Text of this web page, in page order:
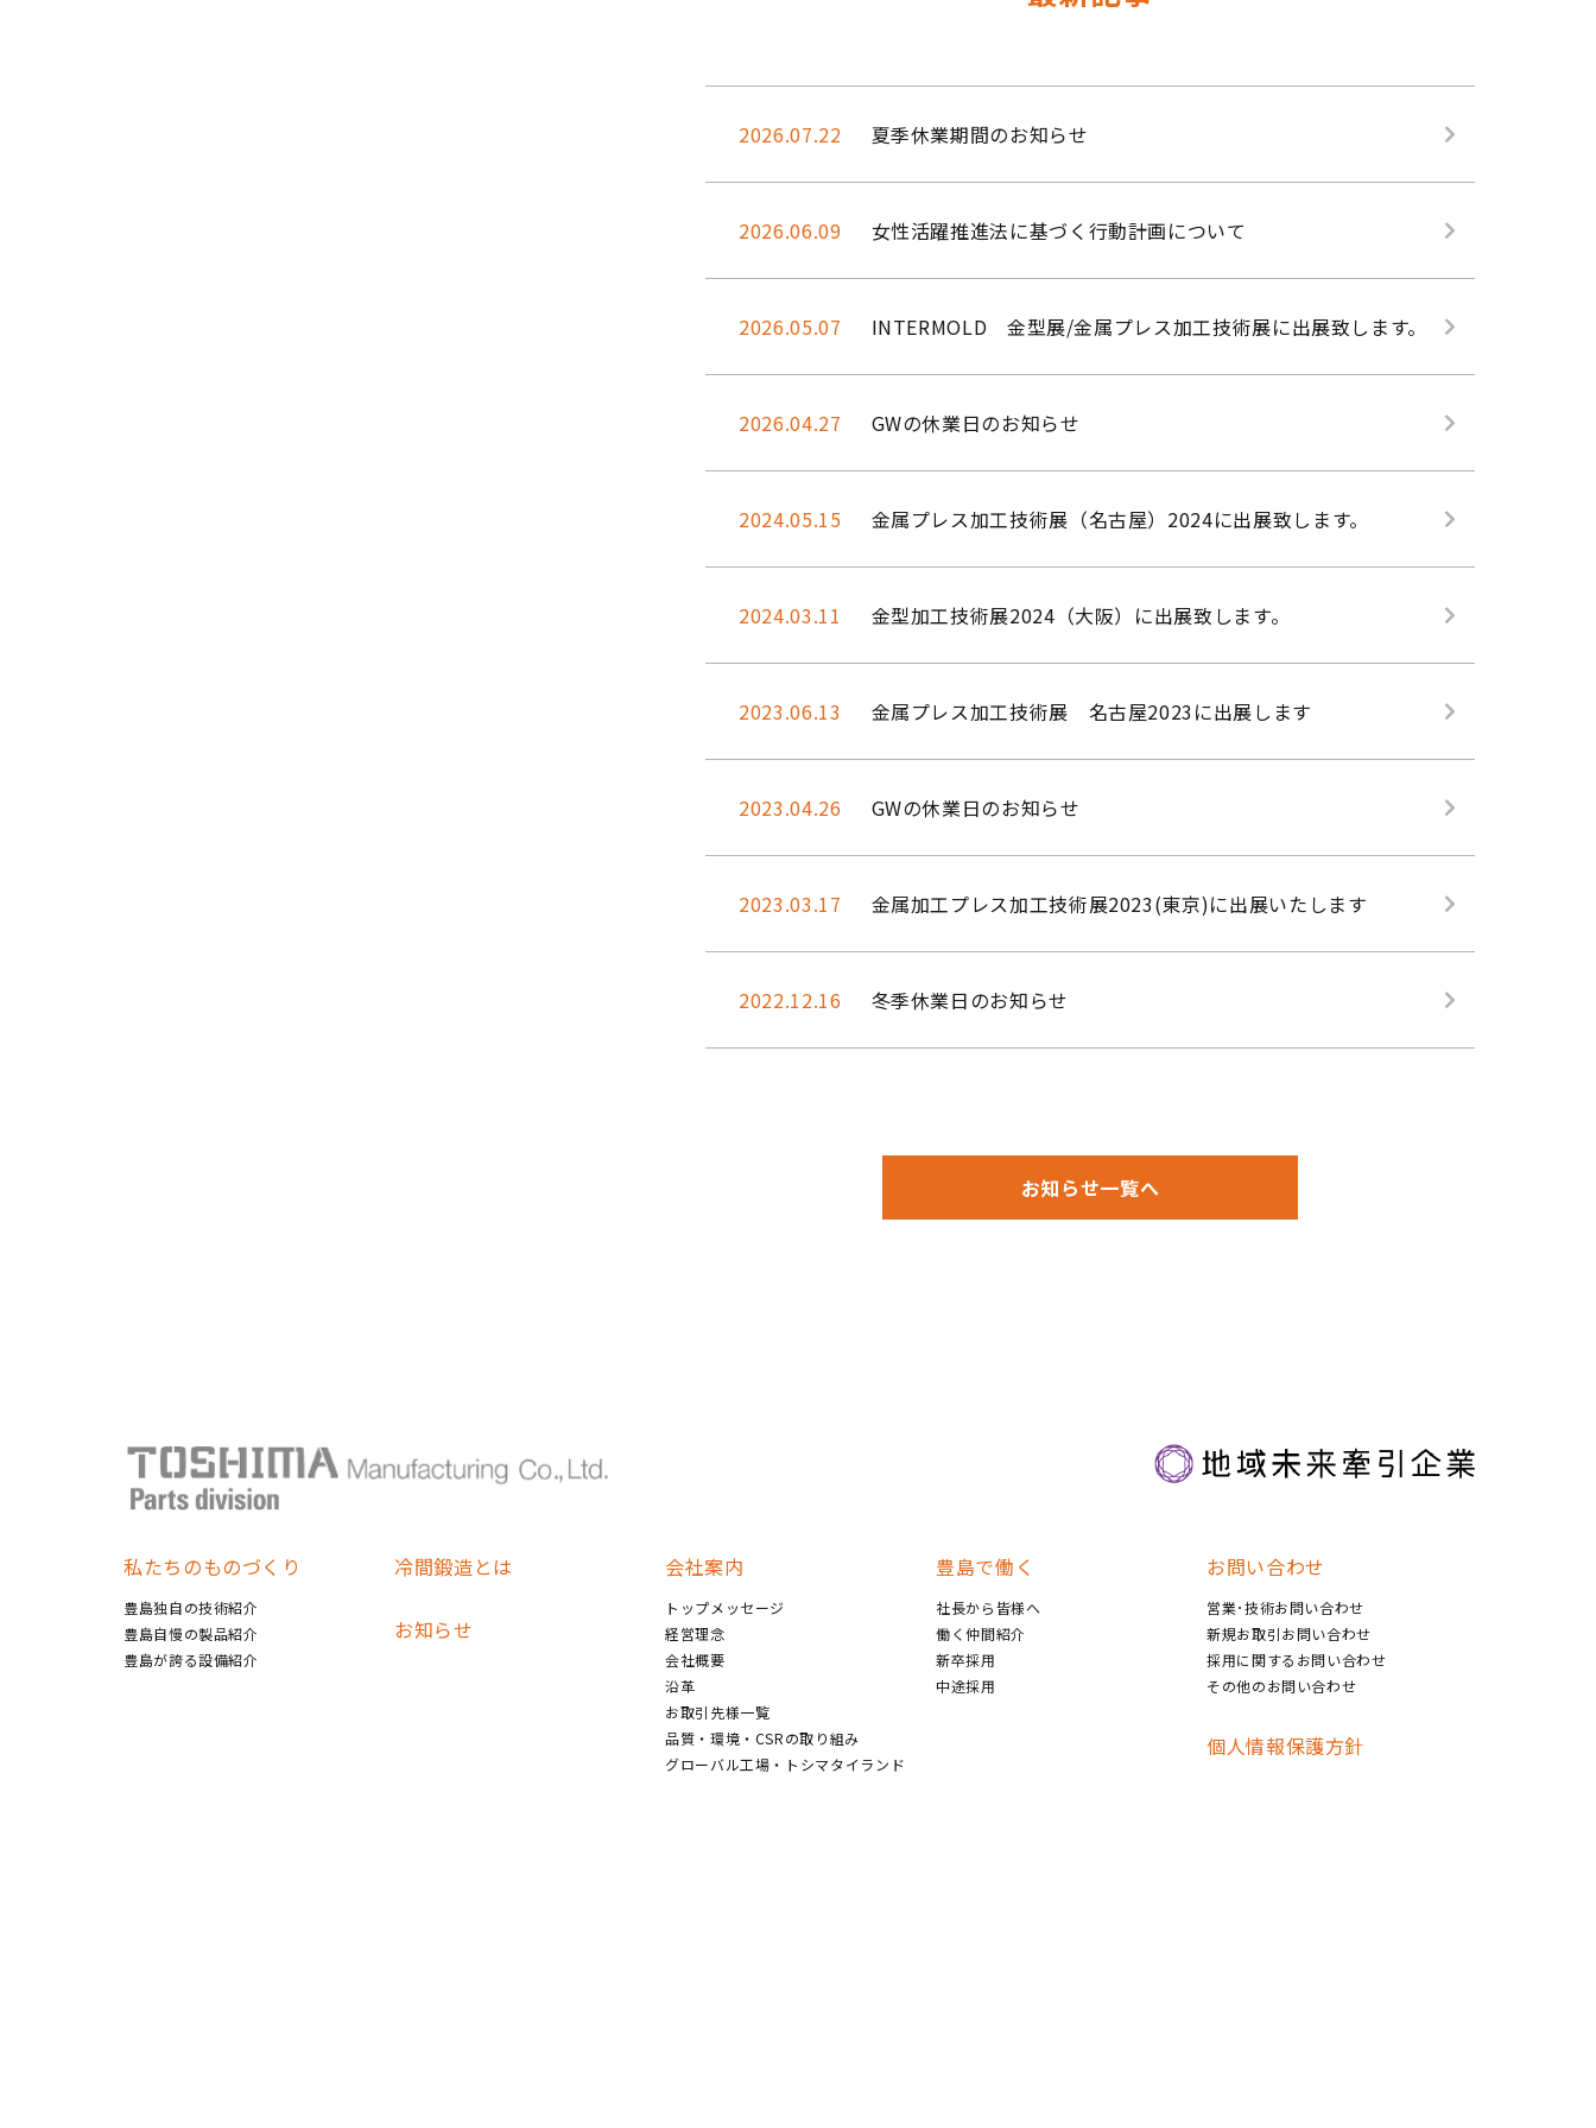
2026.07.22 夏季休業期間のお知らせ
2026.06.09 女性活躍推進法に基づく行動計画について
2026.05.07 INTERMOLD 金型展/金属プレス加工技術展に出展致します。
2026.04.27 GWの休業日のお知らせ
2024.05.15 金属プレス加工技術展（名古屋）2024に出展致します。
2024.03.11 金型加工技術展2024（大阪）に出展致します。
2023.06.13 金属プレス加工技術展 名古屋2023に出展します
2023.04.26 GWの休業日のお知らせ
2023.03.17 金属加工プレス加工技術展2023(東京)に出展いたします
2022.12.16 冬季休業日のお知らせ
お知らせ一覧へ
私たちのものづくり
豊島独自の技術紹介
豊島自慢の製品紹介
豊島が誇る設備紹介
冷間鍛造とは
お知らせ
会社案内
トップメッセージ
経営理念
会社概要
沿革
お取引先様一覧
品質・環境・CSRの取り組み
グローバル工場・トシマタイランド
豊島で働く
社長から皆様へ
働く仲間紹介
新卒採用
中途採用
お問い合わせ
営業･技術お問い合わせ
新規お取引お問い合わせ
採用に関するお問い合わせ
その他のお問い合わせ
個人情報保護方針